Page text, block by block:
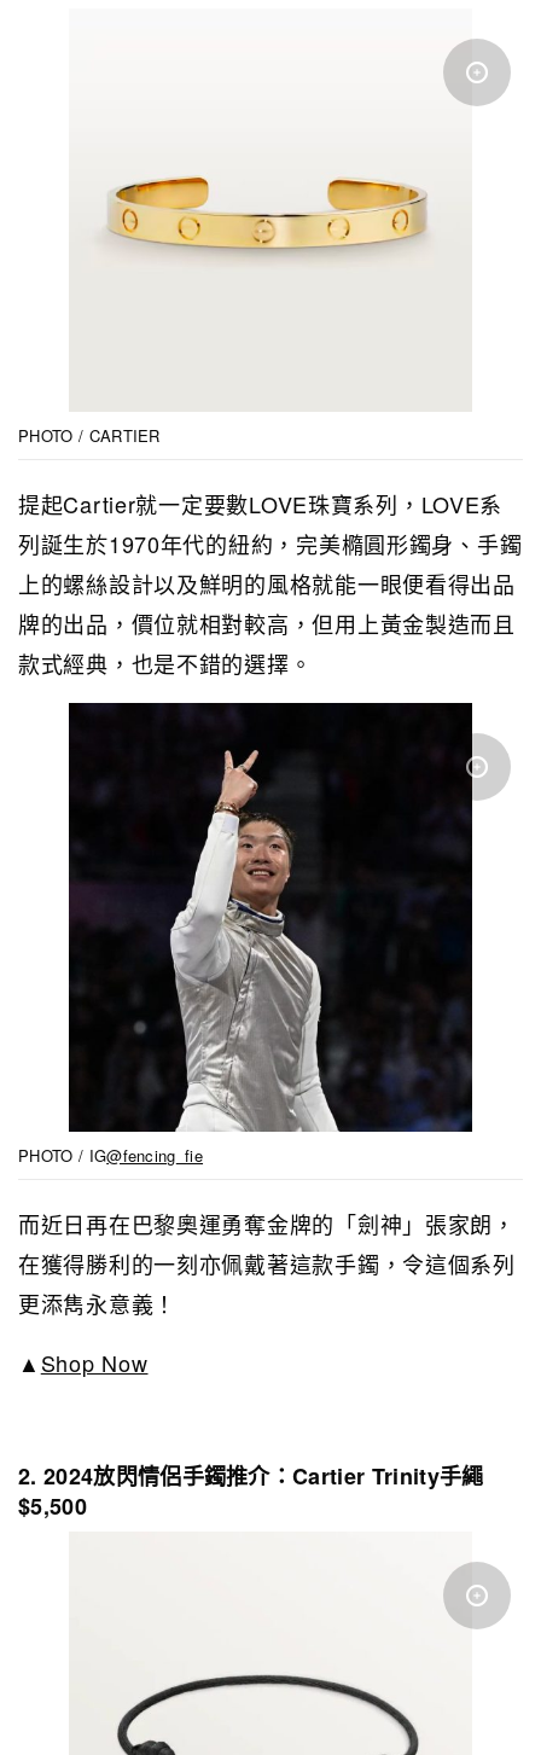
PHOTO / CARTIER
提起Cartier就一定要數LOVE珠寶系列，LOVE系
列誕生於1970年代的紐約，完美橢圓形鐲身、手鐲
上的螺絲設計以及鮮明的風格就能一眼便看得出品
牌的出品，價位就相對較高，但用上黃金製造而且
款式經典，也是不錯的選擇。
PHOTO / IG@fencing_fie
而近日再在巴黎奧運勇奪金牌的「劍神」張家朗，
在獲得勝利的一刻亦佩戴著這款手鐲，令這個系列
更添雋永意義！
▲ Shop Now
2. 2024放閃情侶手鐲推介：Cartier Trinity手繩
$5,500